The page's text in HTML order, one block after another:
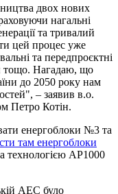
двох нових
нагальні
та тривалий
цей процес уже
та передпроєктні
тощо. Нагадаю, що
до 2050 року нам
– заявив в.о.
Петро Котін.
енергоблоки №3 та
там енергоблоки
технологією АР1000
АЕС було